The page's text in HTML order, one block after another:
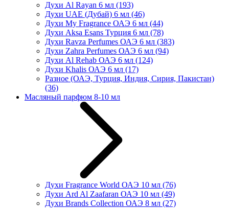
Духи Al Rayan 6 мл (193)
Духи UAE (Дубай) 6 мл (46)
Духи My Fragrance ОАЭ 6 мл (44)
Духи Aksa Esans Турция 6 мл (78)
Духи Ravza Perfumes ОАЭ 6 мл (383)
Духи Zahra Perfumes ОАЭ 6 мл (94)
Духи Al Rehab ОАЭ 6 мл (124)
Духи Khalis ОАЭ 6 мл (17)
Разное (ОАЭ, Турция, Индия, Сирия, Пакистан)
(36)
Масляный парфюм 8-10 мл
Духи Fragrance World ОАЭ 10 мл (76)
Духи Ard Al Zaafaran ОАЭ 10 мл (49)
Духи Brands Collection ОАЭ 8 мл (27)